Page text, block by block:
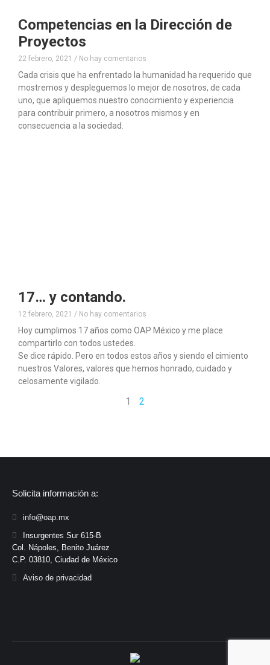
Competencias en la Dirección de
Proyectos
22 febrero, 2021 No hay comentarios
Cada crisis que ha enfrentado la humanidad ha requerido que
mostremos y despleguemos lo mejor de nosotros, de cada
uno, que apliquemos nuestro conocimiento y experiencia
para contribuir primero, a nosotros mismos y en
consecuencia a la sociedad.
17… y contando.
12 febrero, 2021 No hay comentarios
Hoy cumplimos 17 años como OAP México y me place
compartirlo con todos ustedes.
Se dice rápido. Pero en todos estos años y siendo el cimiento
nuestros Valores, valores que hemos honrado, cuidado y
celosamente vigilado.
1 2
Solicita información a:
info@oap.mx
Insurgentes Sur 615-B
Col. Nápoles, Benito Juárez
C.P. 03810, Ciudad de México
Aviso de privacidad